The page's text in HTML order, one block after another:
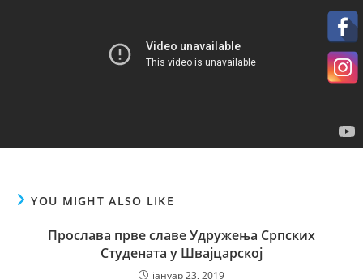
YOU MIGHT ALSO LIKE
Прослава прве славе Удружења Српских
Студената у Швајцарској
јануар 23, 2019